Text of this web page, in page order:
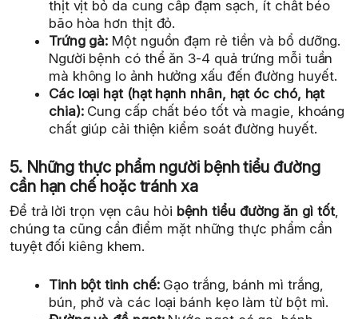
thịt vịt bỏ da cung cấp đạm sạch, ít chất béo
bão hòa hơn thịt đỏ.
Trứng gà: Một nguồn đạm rẻ tiền và bổ dưỡng.
Người bệnh có thể ăn 3-4 quả trứng mỗi tuần
mà không lo ảnh hưởng xấu đến đường huyết.
Các loại hạt (hạt hạnh nhân, hạt óc chó, hạt
chia):Cung cấp chất béo tốt và magie, khoáng
chất giúp cải thiện kiểm soát đường huyết.
5. Những thực phẩm người bệnh tiểu đường
cần hạn chế hoặc tránh xa
Để trả lời trọn vẹn câu hỏi bệnh tiểu đường ăn gì tốt,
chúng ta cũng cần điểm mặt những thực phẩm cần
tuyệt đối kiêng khem.
Tinh bột tinh chế:Gạo trắng, bánh mì trắng,
bún, phở và các loại bánh kẹo làm từ bột mì.